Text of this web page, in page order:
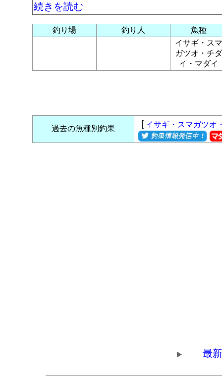
続きを読む
釣り場 釣り人
魚種
イサギ・スマ
ガツオ・チダ
イ・マダイ
過去の魚種別釣果 ［ イサギ・スマガツオ
最